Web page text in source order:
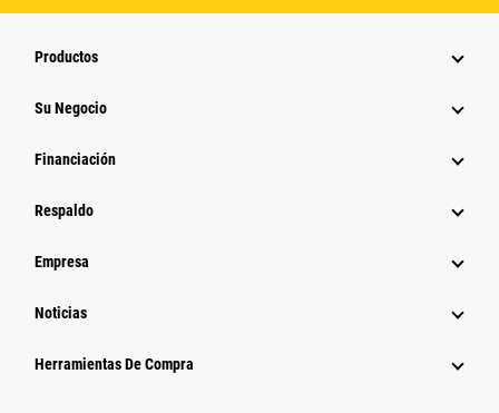
Productos
Su Negocio
Financiación
Respaldo
Empresa
Noticias
Herramientas De Compra